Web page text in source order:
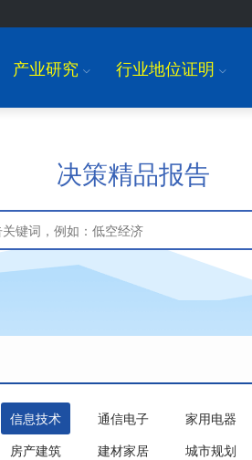
产业研究 I 行业地位证明 I
决策精品报告
信息技术 通信电子 家用电器
房产建筑 建材家居 城市规划